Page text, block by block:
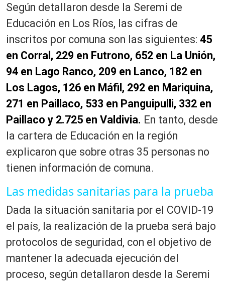
Según detallaron desde la Seremi de
Educación en Los Ríos, las cifras de
inscritos por comuna son las siguientes: 45
en Corral, 229 en Futrono, 652 en La Unión,
94 en Lago Ranco, 209 en Lanco, 182 en
Los Lagos, 126 en Máfil, 292 en Mariquina,
271 en Paillaco, 533 en Panguipulli, 332 en
Paillaco y 2.725 en Valdivia. En tanto, desde
la cartera de Educación en la región
explicaron que sobre otras 35 personas no
tienen información de comuna.
Las medidas sanitarias para la prueba
Dada la situación sanitaria por el COVID-19
el país, la realización de la prueba será bajo
protocolos de seguridad, con el objetivo de
mantener la adecuada ejecución del
proceso, según detallaron desde la Seremi